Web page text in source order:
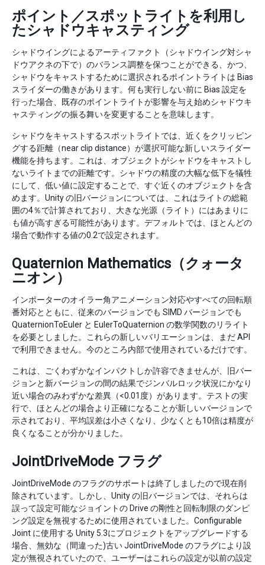
ポイント／スポットライトを利用し
たシャドウキャスティング
シャドウイングによるアーティファクト（シャドウイング対シャ
ドウアクネの下で）のバランス調整を保つことができる、かつ、
シャドウをキャストするために選択されるポイントライトは Bias
スライダーの働きがあります。何も実行しない前に Bias 設定を
行った場合、既存のポイントライトが影響を与え始めシャドウキ
ャスティングの振る舞いを変更することを意味します。
シャドウをキャストするスポットライトでは、近くをクリッピン
グする距離（near clip distance）が選択可能な新しいスライダー
機能を持ちます。これは、オブジェクトがシャドウをキャストし
ないライトまでの距離です。シャドウの精度の大幅な低下を犠牲
にして、低い値に設定することで、すぐ近くのオブジェクトを含
めます。Unity の旧バージョンについては、これはライトの総範
囲の4％で計算されており、大きな光源（ライト）にはあまりに
も値が高すぎる可能性があります。デフォルトでは、ほとんどの
場合で動作する値の0.2で設定されます。
Quaternion Mathematics（クォータ
ニオン）
インポーターのオイラー角アニメーション対応やすべての回転順
番対応とともに、従来のバージョンでも SIMD バージョンでも
QuaternionToEuler と EulerToQuaternion の数学関数のリライト
を必要としました。これらの新しいバリエーションは、まだ API
で利用できません。今のところ内部で使用されているだけです。
これは、ごくわずかなインパクトしか許容できませんが、旧バー
ジョンと新バージョンの間の結果でジンバルロック状況にかなり
近い場合のみわずかな差異（<0.01度）があります。テストの実
行で、ほとんどの場合より正確になることが新しいバージョンで
示されており、平均誤差は小さくなり、少なくとも10倍は精度が
良くなることが分かりました。
JointDriveMode フラグ
JointDriveMode のフラグのサポートは終了しましたので現在削
除されています。しかし、Unity の旧バージョンでは、それらは
誤って設定可能なジョイントの Drive の剛性と回転制限のダンピ
ング設定を無視するために使用されていました。Configurable
Joint に使用する Unity 5.3にプロジェクトをアップグレードする
場合、無効な（間違った)古い JointDriveMode のフラグにより設
定が無視されていたので、ユーザーはこれらの設定が以前の設定